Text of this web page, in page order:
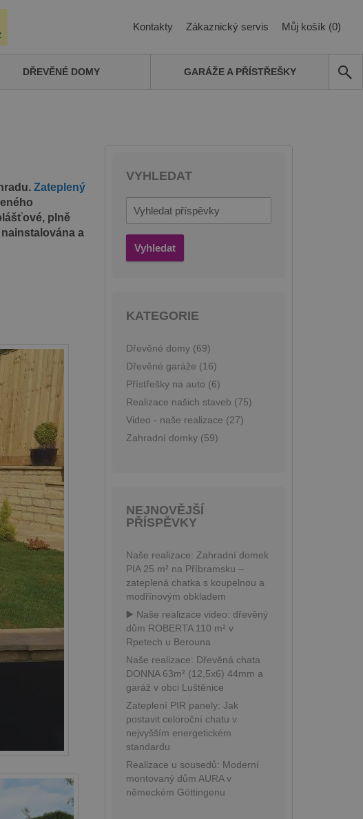
Kontakty Zákaznický servis Můj košík (0)
DŘEVĚNÉ DOMY GARÁŽE A PŘÍSTŘEŠKY
Zateplený
plně
a
VYHLEDAT
Vyhledat
KATEGORIE
Dřevěné domy (69)
Dřevěné garáže (16)
Přístřešky na auto (6)
Realizace našich staveb (75)
Video - naše realizace (27)
Zahradní domky (59)
NEJNOVĚJŠÍ
PŘÍSPĚVKY
Naše realizace: Zahradní domek
PIA 25 m² na Příbramsku –
zateplená chatka s koupelnou a
modřínovým obkladem
▶️ Naše realizace video: dřevěný
dům ROBERTA 110 m² v
Rpetech u Berouna
Naše realizace: Dřevěná chata
DONNA 63m² (12,5x6) 44mm a
garáž v obci Luštěnice
Zateplení PIR panely: Jak
postavit celoroční chatu v
nejvyšším energetickém
standardu
Realizace u sousedů: Moderní
montovaný dům AURA v
německém Göttingenu